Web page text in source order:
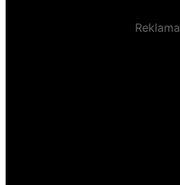
Reklama